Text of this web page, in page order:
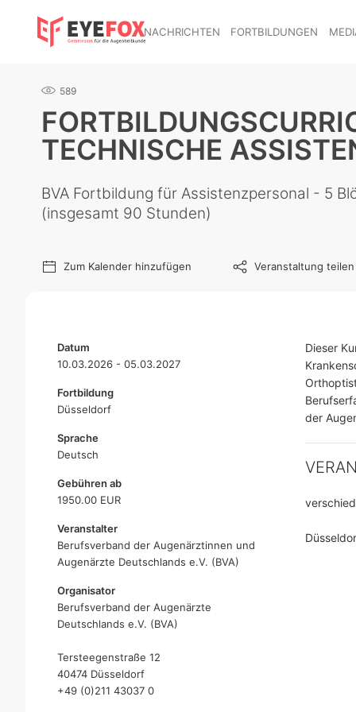
NACHRICHTEN FORTBILDUNGEN
589
TECHNISCHE
BVA Fortbildung für Assistenzpersonal - 5
(insgesamt 90 Stunden)
Zum Kalender hinzufügen Veranstaltung teilen
Datum
10.03.2026 - 05.03.2027
Fortbildung
Düsseldorf
Sprache
Deutsch
Gebühren ab
1950.00 EUR
Veranstalter
Berufsverband der Augenärztinnen und
Augenärzte Deutschlands e.V. (BVA)
Organisator
Berufsverband der Augenärzte
Deutschlands e.V. (BVA)
Tersteegenstraße 12
40474 Düsseldorf
+49 (0)211 43037 0
Dieser
der